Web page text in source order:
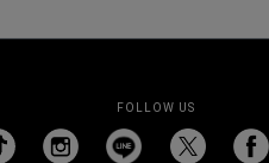
FOLLOW US